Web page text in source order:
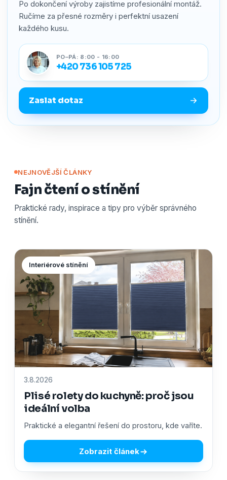
Po dokončení výroby zajistíme profesionální montáž.
Ručíme za přesné rozměry i perfektní usazení
každého kusu.
PO–PÁ: 8:00 - 16:00
+420 736 105 725
Zaslat dotaz
NEJNOVĚJŠÍ ČLÁNKY
Fajn čtení o stínění
Praktické rady, inspirace a tipy pro výběr správného
stínění.
Interiérové stínění
3.8.2026
Plisé rolety do kuchyně: proč jsou
ideální volba
Praktické a elegantní řešení do prostoru, kde vaříte.
Zobrazit článek